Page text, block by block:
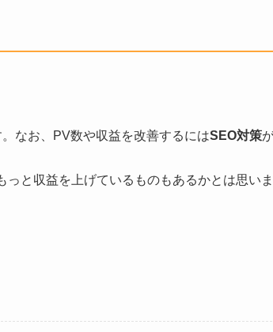
なお、PV数や収益を改善するにはSEO対策
と収益を上げているものもあるかとは思いま